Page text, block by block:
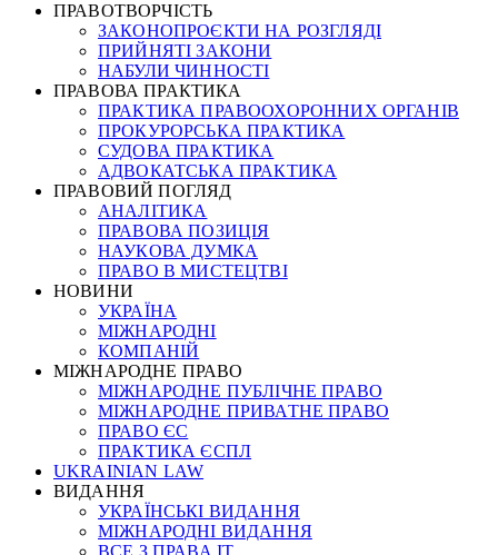
ПРАВОТВОРЧІСТЬ
ЗАКОНОПРОЄКТИ НА РОЗГЛЯДІ
ПРИЙНЯТІ ЗАКОНИ
НАБУЛИ ЧИННОСТІ
ПРАВОВА ПРАКТИКА
ПРАКТИКА ПРАВООХОРОННИХ ОРГАНІВ
ПРОКУРОРСЬКА ПРАКТИКА
СУДОВА ПРАКТИКА
АДВОКАТСЬКА ПРАКТИКА
ПРАВОВИЙ ПОГЛЯД
АНАЛІТИКА
ПРАВОВА ПОЗИЦІЯ
НАУКОВА ДУМКА
ПРАВО В МИСТЕЦТВІ
НОВИНИ
УКРАЇНА
МІЖНАРОДНІ
КОМПАНІЙ
МІЖНАРОДНЕ ПРАВО
МІЖНАРОДНЕ ПУБЛІЧНЕ ПРАВО
МІЖНАРОДНЕ ПРИВАТНЕ ПРАВО
ПРАВО ЄС
ПРАКТИКА ЄСПЛ
UKRAINIAN LAW
ВИДАННЯ
УКРАЇНСЬКІ ВИДАННЯ
МІЖНАРОДНІ ВИДАННЯ
ВСЕ З ПРАВА ІТ